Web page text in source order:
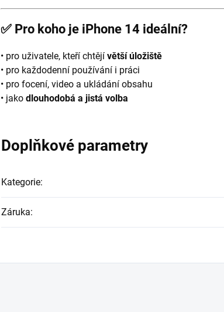
✅ Pro koho je iPhone 14 ideální?
• pro uživatele, kteří chtějí větší úložiště
• pro každodenní používání i práci
• pro focení, video a ukládání obsahu
• jako dlouhodobá a jistá volba
Doplňkové parametry
Kategorie:
Záruka: